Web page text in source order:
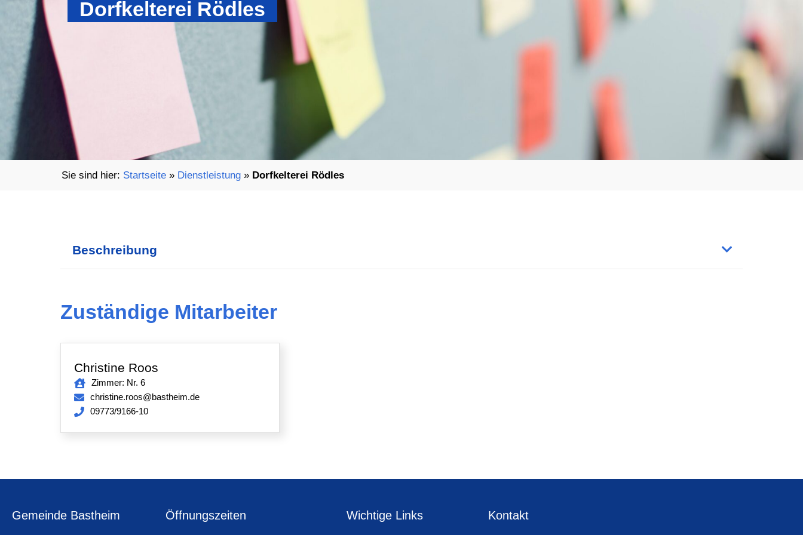
Dorfkelterei Rödles
Startseite» Dienstleistung» Dorfkelterei Rödles
Beschreibung
Zuständige Mitarbeiter
Christine Roos
Zimmer: Nr. 6
christine.roos@bastheim.de
09773/9166-10
Gemeinde Bastheim Öffnungszeiten Wichtige Links Kontakt